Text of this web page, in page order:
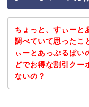
ちょっと、すぃーと
調べていて思ったこ
ぃーとあっぷるぱい
どでお得な割引クー
ないの？